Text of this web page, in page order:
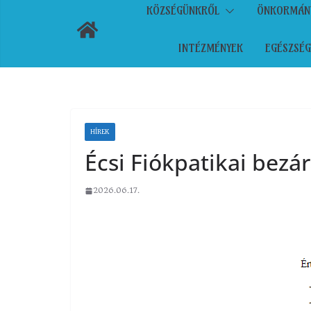
KÖZSÉGÜNKRŐL
INTÉZMÉNYEK
HÍREK
Écsi Fiókpatikai
2026.06.17.